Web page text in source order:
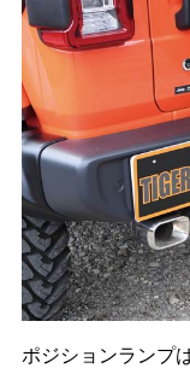
ポジションランプ